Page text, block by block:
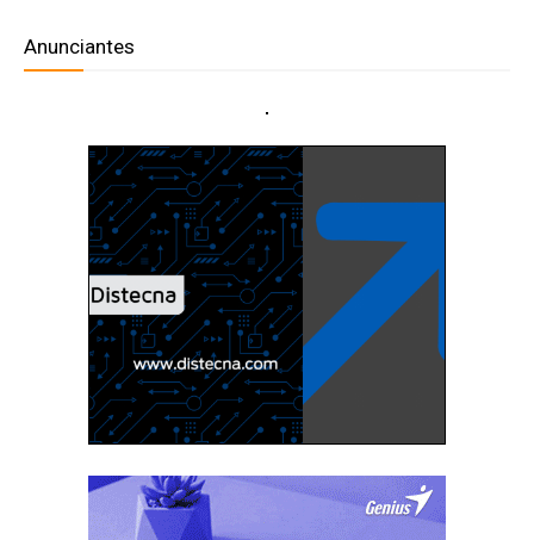
Anunciantes